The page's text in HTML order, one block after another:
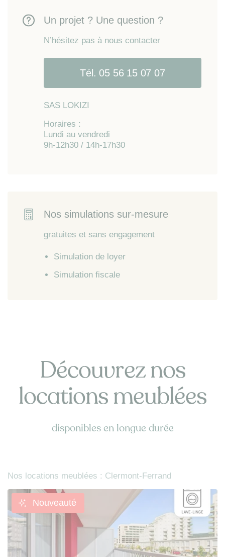
Un projet ? Une question ?
N’hésitez pas à nous contacter
Tél. 05 56 15 07 07
SAS LOKIZI
Horaires :
Lundi au vendredi
9h-12h30 / 14h-17h30
Nos simulations sur-mesure
gratuites et sans engagement
Simulation de loyer
Simulation fiscale
Découvrez nos
locations meublées
disponibles en longue durée
Nos locations meublées : Clermont-Ferrand
Nouveauté